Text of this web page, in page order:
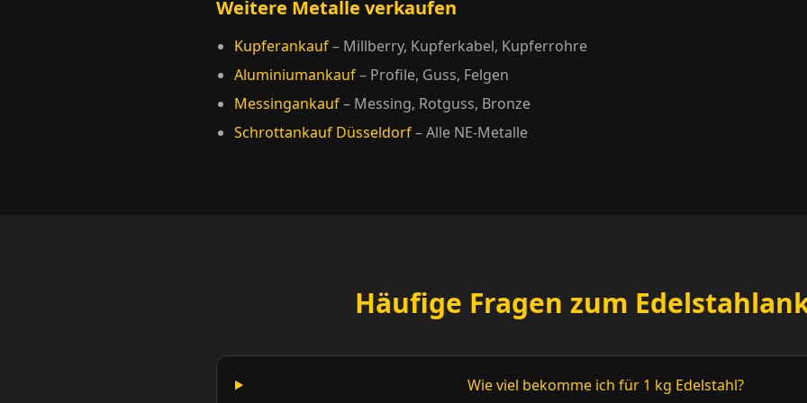
Weitere Metalle verkaufen
Kupferankauf– Millberry, Kupferkabel, Kupferrohre
Aluminiumankauf– Profile, Guss, Felgen
Messingankauf– Messing, Rotguss, Bronze
Schrottankauf Düsseldorf– Alle NE-Metalle
Häufige Fragen zum
Wie viel bekomme ich für 1 kg Edelstahl?